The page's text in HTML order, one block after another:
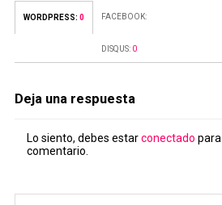
WORDPRESS: 0 FACEBOOK:
DISQUS: 0
Deja una respuesta
Lo siento, debes estarconectado
comentario.